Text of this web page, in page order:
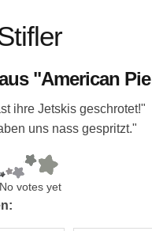
"American
ihre Jetskis geschrotet!"
uns nass gespritzt."
No votes yet